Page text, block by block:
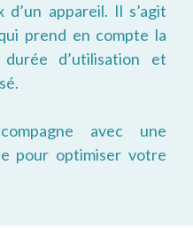
appareil. Il s’agit
prend en compte la
d’utilisation et
avec une
pour optimiser votre